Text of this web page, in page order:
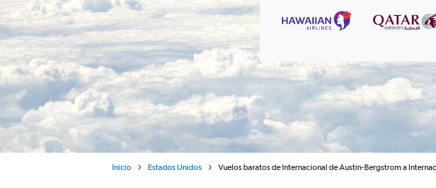
Inicio Estados Unidos Vuelos baratos de Internacional de Austin-Bergstrom a